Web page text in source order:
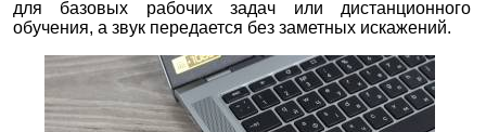
для базовых рабочих задач или дистанционного
обучения, а звук передается без заметных искажений.